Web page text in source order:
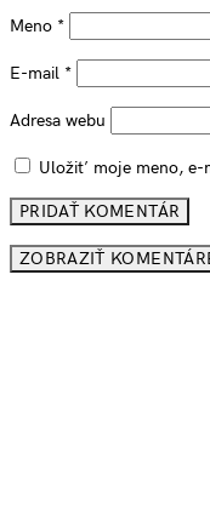
Meno *
E-mail *
Adresa webu
Uložiť moje meno, e-
ZOBRAZIŤ